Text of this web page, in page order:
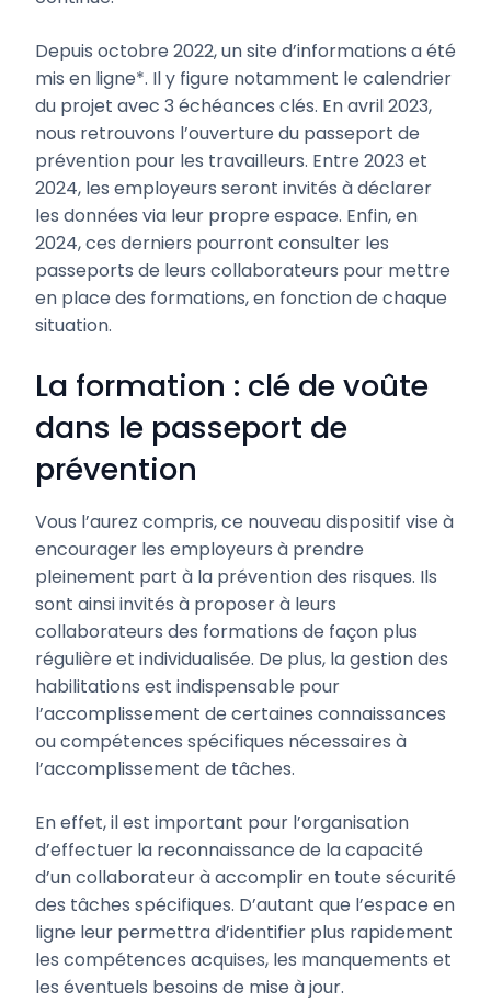
Depuis octobre 2022, un site d’informations a été
mis en ligne*. Il y figure notamment le calendrier
du projet avec 3 échéances clés. En avril 2023,
nous retrouvons l’ouverture du passeport de
prévention pour les travailleurs. Entre 2023 et
2024, les employeurs seront invités à déclarer
les données via leur propre espace. Enfin, en
2024, ces derniers pourront consulter les
passeports de leurs collaborateurs pour mettre
en place des formations, en fonction de chaque
situation.
La formation : clé de voûte
dans le passeport de
prévention
Vous l’aurez compris, ce nouveau dispositif vise à
encourager les employeurs à prendre
pleinement part à la prévention des risques. Ils
sont ainsi invités à proposer à leurs
collaborateurs des formations de façon plus
régulière et individualisée. De plus, la gestion des
habilitations est indispensable pour
l’accomplissement de certaines connaissances
ou compétences spécifiques nécessaires à
l’accomplissement de tâches.
En effet, il est important pour l’organisation
d’effectuer la reconnaissance de la capacité
d’un collaborateur à accomplir en toute sécurité
des tâches spécifiques. D’autant que l’espace en
ligne leur permettra d’identifier plus rapidement
les compétences acquises, les manquements et
les éventuels besoins de mise à jour.